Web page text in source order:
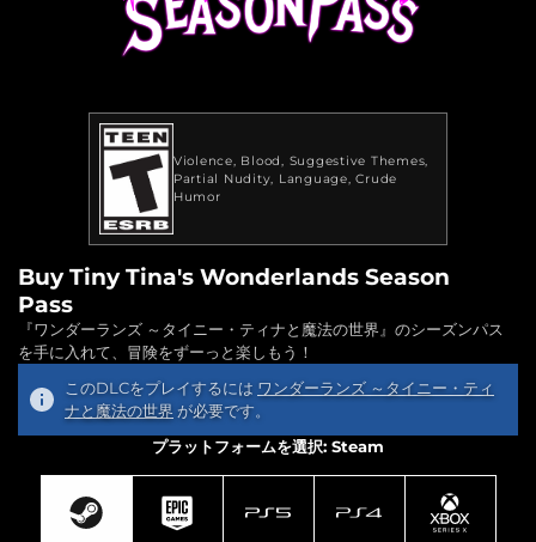
Violence Blood Suggestive Themes
Partial Nudity Language Crude
Humor
Buy Tiny Tina's Wonderlands Season
Pass
『ワンダーランズ ～タイニー・ティナと魔法の世界』のシーズンパス
を手に入れて、冒険をずーっと楽しもう！
このDLCをプレイするには ワンダーランズ ～タイニー・ティ
ナと魔法の世界 が必要です。
プラットフォームを選択: Steam